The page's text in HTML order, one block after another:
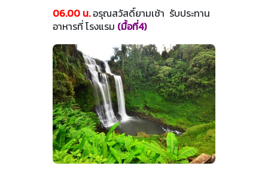
06.00 น.อรุณสวัสดิ์ยามเช้า รับประทาน
อาหารที่ โรงแรม (มื้อที่4)